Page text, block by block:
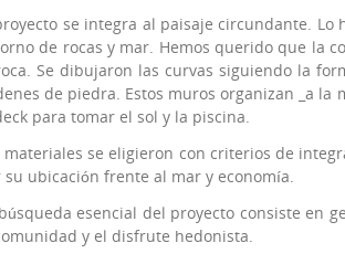
se integra al paisaje circundante.
de rocas y mar. Hemos querido que la
Se dibujaron las curvas siguiendo la
de piedra. Estos muros organizan _a la
para tomar el sol y la piscina.
materiales se eligieron con criterios de
su ubicación frente al mar y economía.
esencial del proyecto consiste en
y el disfrute hedonista.